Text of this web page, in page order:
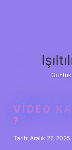
VIDEO
?
Tarih: Aralık 27, 2025